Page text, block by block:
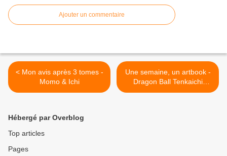
Ajouter un commentaire
< Mon avis après 3 tomes -
Momo & Ichi
Une semaine, un artbook -
Dragon Ball Tenkaichi
Densetsu >
Hébergé par Overblog
Top articles
Pages